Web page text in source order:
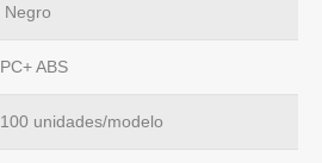
Negro
PC+ ABS
100 unidades/modelo